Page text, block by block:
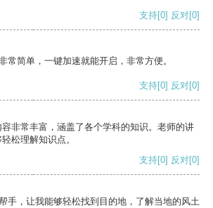
支持[0] 反对[0]
常简单，一键加速就能开启，非常方便。
支持[0] 反对[0]
非常丰富，涵盖了各个学科的知识。老师的讲
松理解知识点。
支持[0] 反对[0]
手，让我能够轻松找到目的地，了解当地的风土